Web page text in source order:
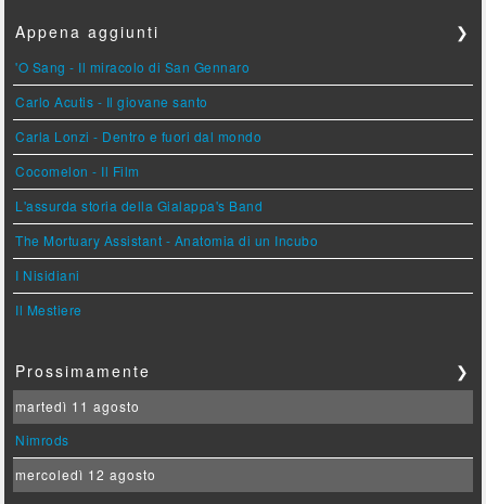
Appena aggiunti ❯
'O Sang - Il miracolo di San Gennaro
Carlo Acutis - Il giovane santo
Carla Lonzi - Dentro e fuori dal mondo
Cocomelon - Il Film
L'assurda storia della Gialappa's Band
The Mortuary Assistant - Anatomia di un Incubo
I Nisidiani
Il Mestiere
Prossimamente ❯
martedì 11 agosto
Nimrods
mercoledì 12 agosto